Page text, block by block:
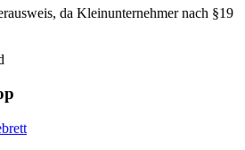
da Kleinunternehmer nach §19